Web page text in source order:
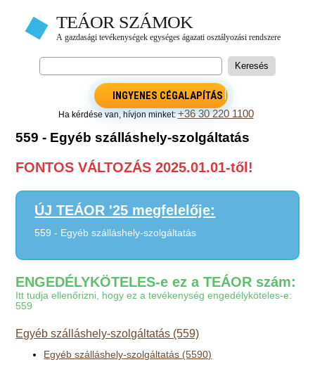
INGYENES CÉGALAPÍTÁS
Ha kérdése van, hívjon minket: +36 30 220 1100
559 - Egyéb szálláshely-szolgáltatás
FONTOS VÁLTOZÁS 2025.01.01-től!
ÚJ TEÁOR '25 megfelelője:
559 - Egyéb szálláshely-szolgáltatás
ENGEDÉLYKÖTELES-e ez a TEÁOR szám:
Itt tudja ellenőrizni, hogy ez a tevékenység engedélyköteles-e:
559
Egyéb szálláshely-szolgáltatás (559)
Egyéb szálláshely-szolgáltatás (5590)